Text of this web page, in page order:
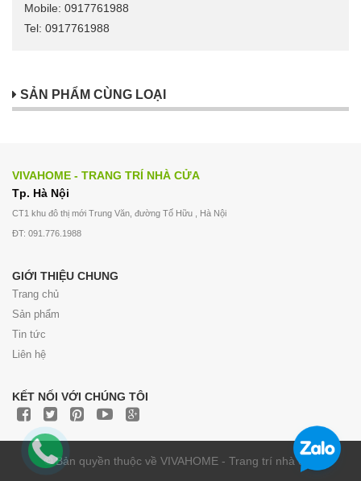
Mobile: 0917761988
Tel: 0917761988
SẢN PHẨM CÙNG LOẠI
VIVAHOME - TRANG TRÍ NHÀ CỬA
Tp. Hà Nội
CT1 khu đô thị mới Trung Văn, đường Tố Hữu , Hà Nội
ĐT: 091.776.1988
GIỚI THIỆU CHUNG
Trang chủ
Sản phẩm
Tin tức
Liên hệ
KẾT NỐI VỚI CHÚNG TÔI
© Bản quyền thuộc về VIVAHOME - Trang trí nhà cửa